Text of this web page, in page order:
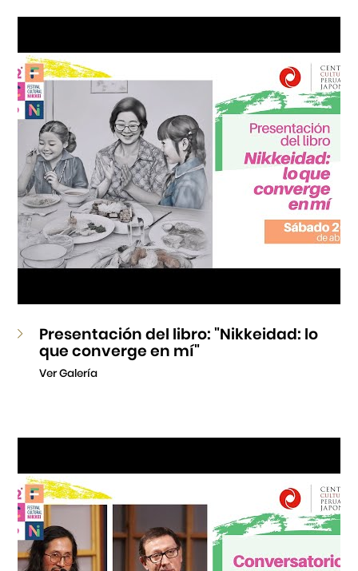
Museo de la Inmigración Japonesa
Fondo Editorial
Teatro Peruano Japonés
Presentación del libro: "Nikkeidad: lo
que converge en mí"
Ver Galería